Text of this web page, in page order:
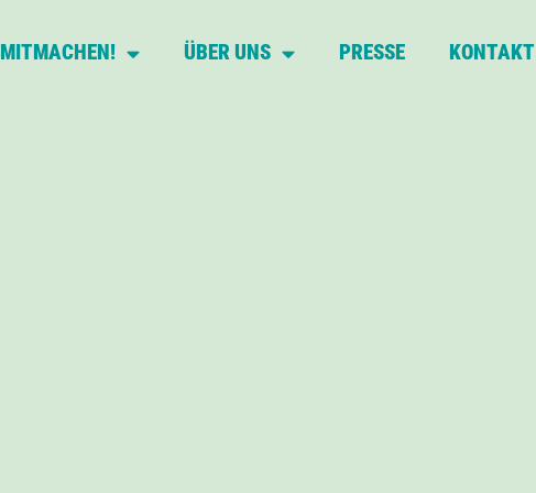
MITMACHEN! ÜBER UNS PRESSE KONTAKT